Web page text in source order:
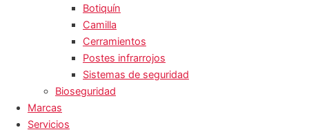
Botiquín
Camilla
Cerramientos
Postes infrarrojos
Sistemas de seguridad
Bioseguridad
Marcas
Servicios